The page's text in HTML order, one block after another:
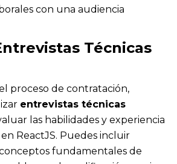
con una audiencia
Técnicas
proceso de contratación,
entrevistas técnicas
las habilidades y experiencia
ReactJS. Puedes incluir
fundamentales de